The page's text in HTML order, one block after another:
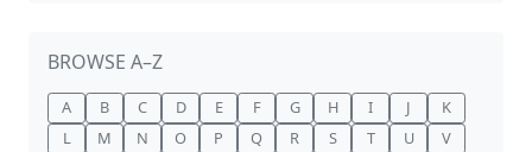
BROWSE A–Z
A B C D E F G H I J
K
L
M N O P Q R S T U
V